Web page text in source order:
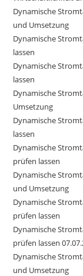
Dynamische
und Umsetzung
Dynamische
lassen
Dynamische
lassen
Dynamische
Umsetzung
Dynamische
lassen
Dynamische
prüfen lassen
Dynamische
und Umsetzung
Dynamische
prüfen lassen
Dynamische
prüfen lassen
Dynamische
und Umsetzung